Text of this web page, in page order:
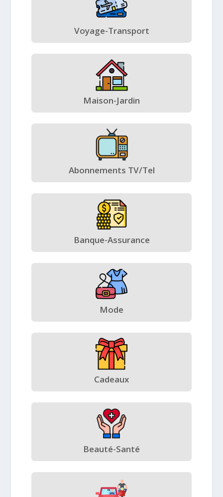
Voyage-Transport
Maison-Jardin
Abonnements TV/Tel
Banque-Assurance
Mode
Cadeaux
Beauté-Santé